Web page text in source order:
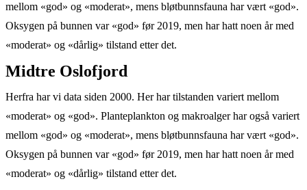
mellom «god» og «moderat», mens bløtbunnsfauna har vært «god».
Oksygen på bunnen var «god» før 2019, men har hatt noen år med
«moderat» og «dårlig» tilstand etter det.
Midtre Oslofjord
Herfra har vi data siden 2000. Her har tilstanden variert mellom
«moderat» og «god». Planteplankton og makroalger har også variert
mellom «god» og «moderat», mens bløtbunnsfauna har vært «god».
Oksygen på bunnen var «god» før 2019, men har hatt noen år med
«moderat» og «dårlig» tilstand etter det.